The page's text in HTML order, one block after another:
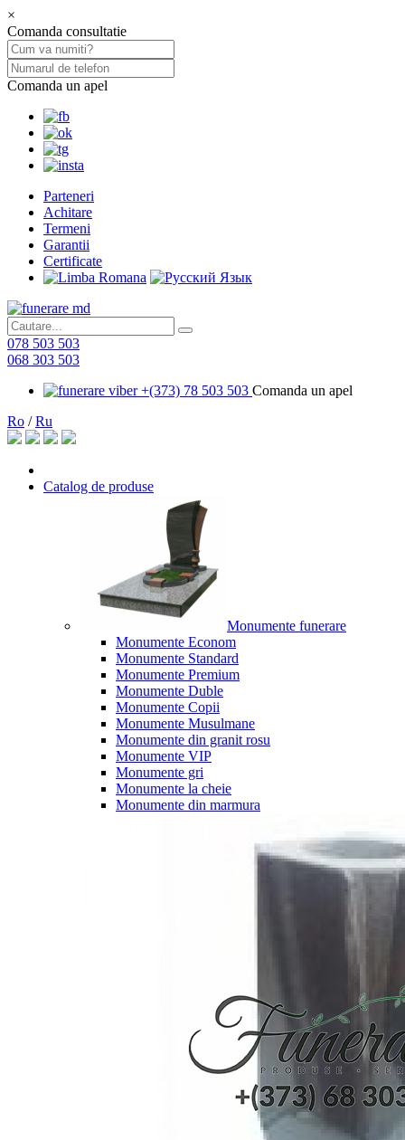
×
Comanda consultatie
Comanda un apel
Parteneri
Achitare
Termeni
Garantii
Certificate
078 503 503
068 303 503
+(373) 78 503 503 Comanda un apel
Ro /Ru
Catalog de produse
Monumente funerare
Monumente Econom
Monumente Standard
Monumente Premium
Monumente Duble
Monumente Copii
Monumente Musulmane
Monumente din granit rosu
Monumente VIP
Monumente gri
Monumente la cheie
Monumente din marmura